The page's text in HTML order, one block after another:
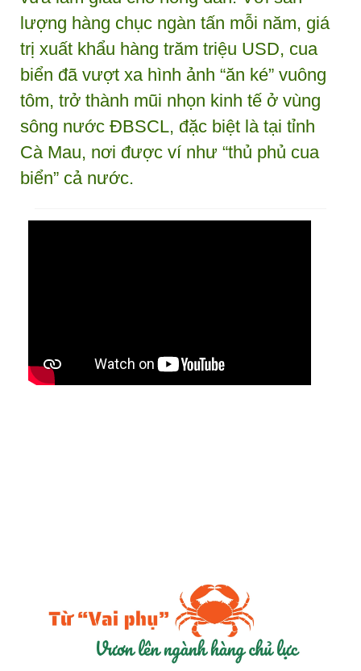
lượng hàng chục ngàn tấn mỗi năm, giá
trị xuất khẩu hàng trăm triệu USD, cua
biển đã vượt xa hình ảnh “ăn ké” vuông
tôm, trở thành mũi nhọn kinh tế ở vùng
sông nước ĐBSCL, đặc biệt là tại tỉnh
Cà Mau, nơi được ví như “thủ phủ cua
biển” cả nước.